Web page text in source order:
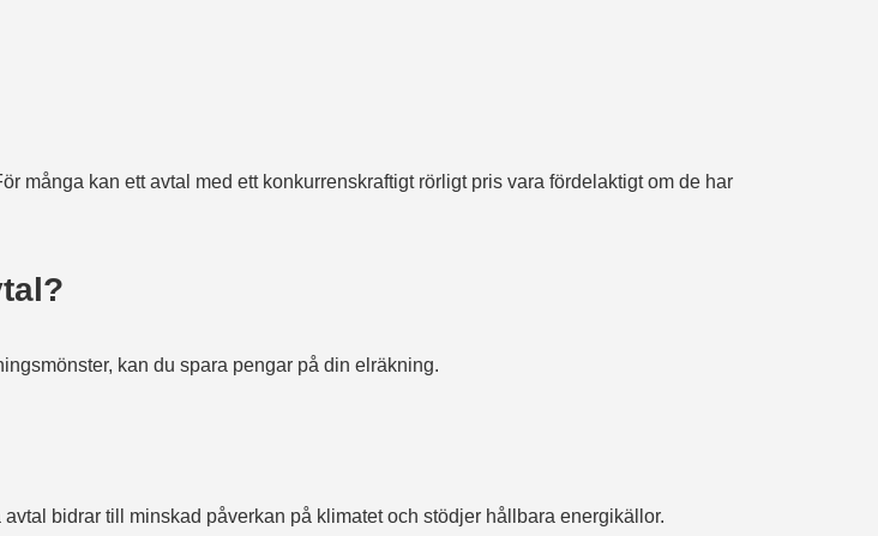
många kan ett avtal med ett konkurrenskraftigt rörligt pris vara fördelaktigt om de har
kan du spara pengar på din elräkning.
bidrar till minskad påverkan på klimatet och stödjer hållbara energikällor.